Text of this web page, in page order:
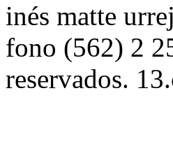
inés matte
fono (562) 2
reservados.